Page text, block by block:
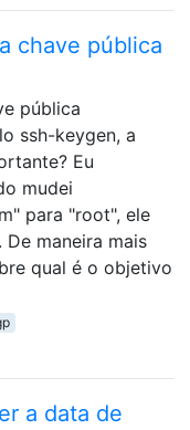
chave pública
pública
ssh-keygen, a
Eu
mudei
para "root", ele
maneira mais
qual é o objetivo
a data de